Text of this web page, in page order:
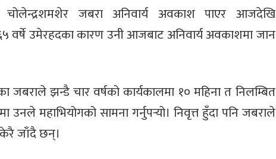
चोलेन्द्रशमशेर जबरा अनिवार्य अवकाश पाएर आजदेखि
वर्षे उमेरहदका कारण उनी आजबाट अनिवार्य अवकाशमा जान
जबराले झन्डै चार वर्षको कार्यकालमा १० महिना त निलम्बित
उनले महाभियोगको सामना गर्नुपर्‍यो। निवृत्त हुँदा पनि जबराले
जाँदै छन्।